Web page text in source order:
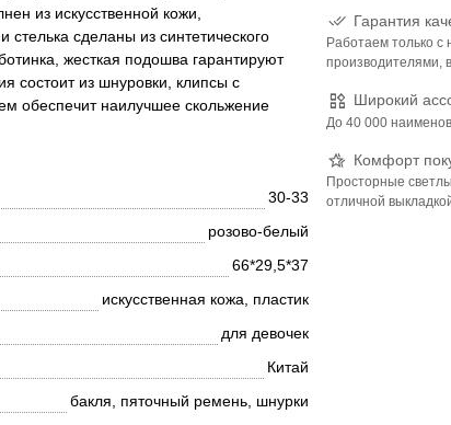
из искусственной кожи,
стелька сделаны из синтетического
жесткая подошва гарантируют
состоит из шнуровки, клипсы с
обеспечит наилучшее скольжение
Гарантия
Работаем только
производителями,
Широкий
До 40 000
Комфорт
Просторные
отличной
30-33
розово-белый
66*29,5*37
искусственная кожа, пластик
для девочек
Китай
бакля, пяточный ремень, шнурки